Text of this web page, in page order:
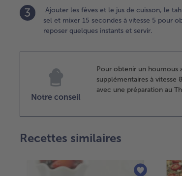
3
Ajouter les fèves et le jus de cuisson, le
sel et mixer 15 secondes à vitesse 5 pour
reposer quelques instants et servir.
Notre conseil
Pour obtenir un houmous
supplémentaires à
avec une préparation au
Recettes similaires